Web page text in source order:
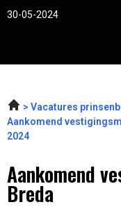
30-05-2024
Vacatures
Aankomend
2024
Aankomend
Breda